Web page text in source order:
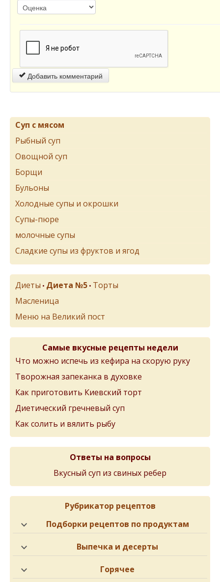
Добавить комментарий
Суп с мясом
Рыбный суп
Овощной суп
Борщи
Бульоны
Холодные супы и окрошки
Супы-пюре
молочные супы
Сладкие супы из фруктов и ягод
Диеты • Диета №5 • Торты
Масленица
Меню на Великий пост
Самые вкусные рецепты недели
Что можно испечь из кефира на скорую руку
Творожная запеканка в духовке
Как приготовить Киевский торт
Диетический гречневый суп
Как солить и вялить рыбу
Ответы на вопросы
Вкусный суп из свиных ребер
Рубрикатор рецептов
Подборки рецептов по продуктам
Выпечка и десерты
Горячее